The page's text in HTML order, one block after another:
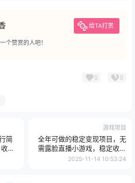
给TA打赏
个赞赏的人吧！
0 0
简
益
游戏项目
全年可做的稳定变现项目，无
需露脸直播小游戏，稳定收益
高，日入1k+，零门槛轻松入
2025-11-14 10:53:24